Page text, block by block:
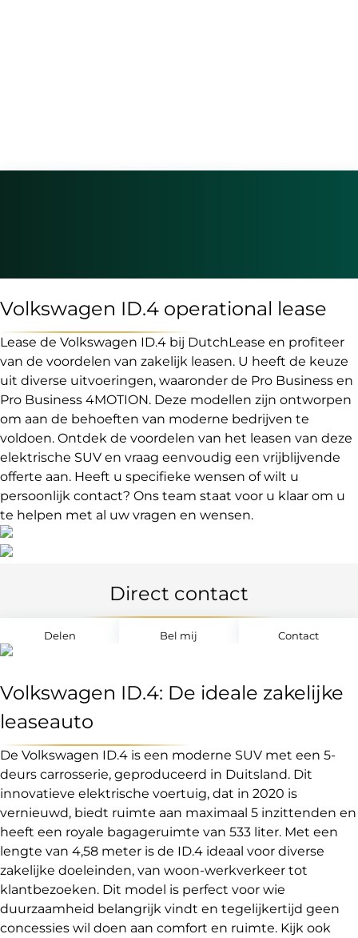
Volkswagen ID.4 operational lease
Lease de Volkswagen ID.4 bij DutchLease en profiteer
van de voordelen van zakelijk leasen. U heeft de keuze
uit diverse uitvoeringen, waaronder de Pro Business en
Pro Business 4MOTION. Deze modellen zijn ontworpen
om aan de behoeften van moderne bedrijven te
voldoen. Ontdek de voordelen van het leasen van deze
elektrische SUV en vraag eenvoudig een vrijblijvende
offerte aan. Heeft u specifieke wensen of wilt u
persoonlijk contact? Ons team staat voor u klaar om u
te helpen met al uw vragen en wensen.
Direct contact
Delen Bel mij Contact
Volkswagen ID.4: De ideale zakelijke
leaseauto
De Volkswagen ID.4 is een moderne SUV met een 5-
deurs carrosserie, geproduceerd in Duitsland. Dit
innovatieve elektrische voertuig, dat in 2020 is
vernieuwd, biedt ruimte aan maximaal 5 inzittenden en
heeft een royale bagageruimte van 533 liter. Met een
lengte van 4,58 meter is de ID.4 ideaal voor diverse
zakelijke doeleinden, van woon-werkverkeer tot
klantbezoeken. Dit model is perfect voor wie
duurzaamheid belangrijk vindt en tegelijkertijd geen
concessies wil doen aan comfort en ruimte. Kijk ook